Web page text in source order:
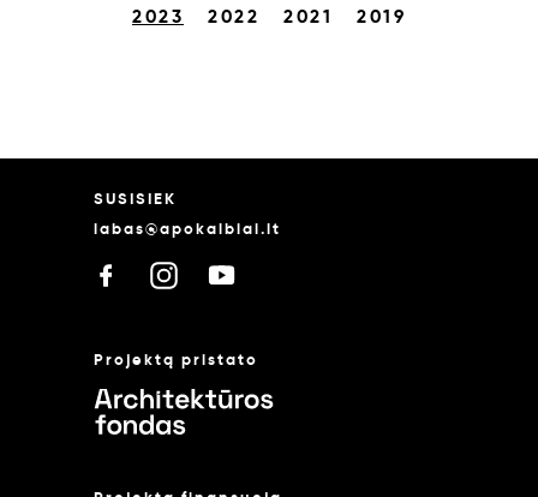
2023 2022 2021 2019
SUSISIEK
labas@apokalbiai.lt
Projektą pristato